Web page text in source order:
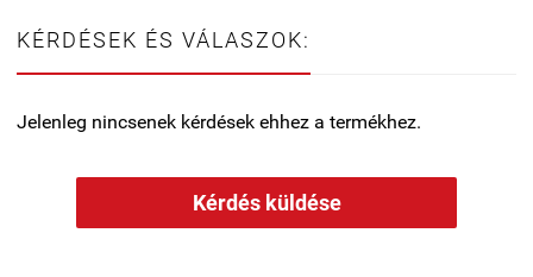
KÉRDÉSEK ÉS VÁLASZOK:
Jelenleg nincsenek kérdések ehhez a termékhez.
Kérdés küldése